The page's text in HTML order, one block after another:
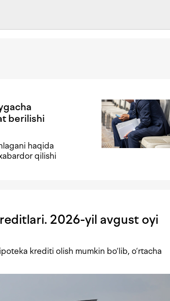
berilishi
haqida
qilishi
2026-yil avgust oyi
krediti olish mumkin bo‘lib, o‘rtacha